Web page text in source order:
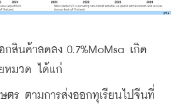
นค้าลดลง 0.7%MoMsa เกิด
หมวด ได้แก่
ตามการส่งออกทุเรียนไปจีนที่